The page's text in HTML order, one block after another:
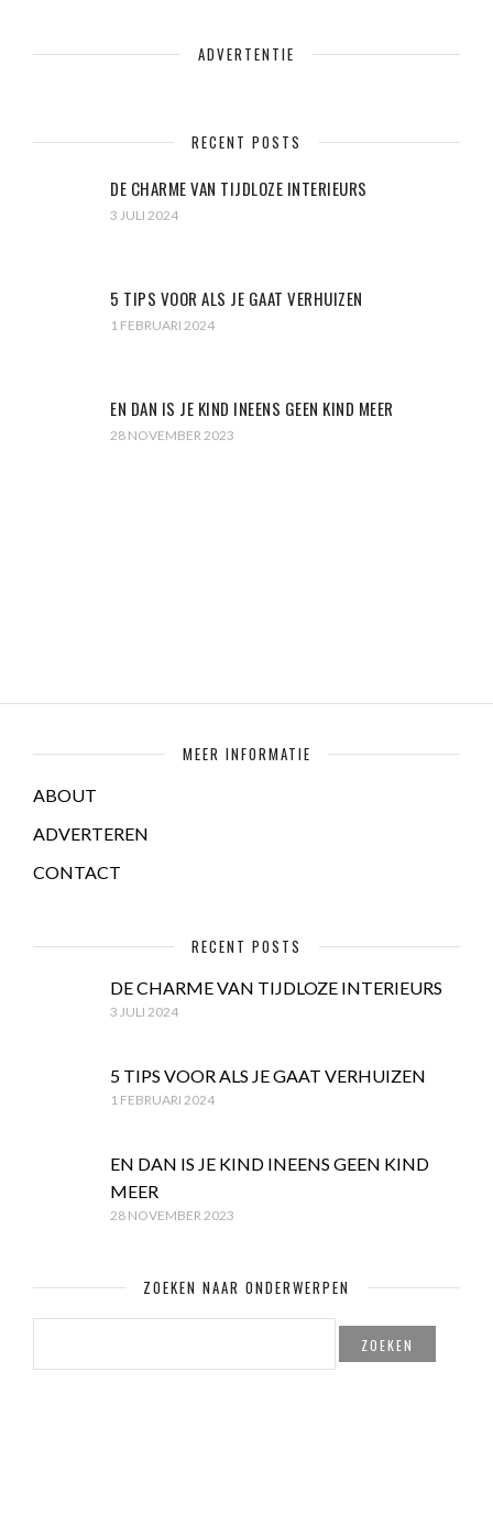
ADVERTENTIE
RECENT POSTS
DE CHARME VAN TIJDLOZE INTERIEURS
3 JULI 2024
5 TIPS VOOR ALS JE GAAT VERHUIZEN
1 FEBRUARI 2024
EN DAN IS JE KIND INEENS GEEN KIND MEER
28 NOVEMBER 2023
MEER INFORMATIE
ABOUT
ADVERTEREN
CONTACT
RECENT POSTS
DE CHARME VAN TIJDLOZE INTERIEURS
3 JULI 2024
5 TIPS VOOR ALS JE GAAT VERHUIZEN
1 FEBRUARI 2024
EN DAN IS JE KIND INEENS GEEN KIND
MEER
28 NOVEMBER 2023
ZOEKEN NAAR ONDERWERPEN
ZOEKEN